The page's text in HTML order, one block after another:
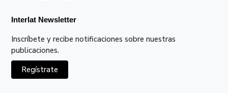
Interlat Newsletter
Inscríbete y recibe notificaciones sobre nuestras
publicaciones.
Regístrate